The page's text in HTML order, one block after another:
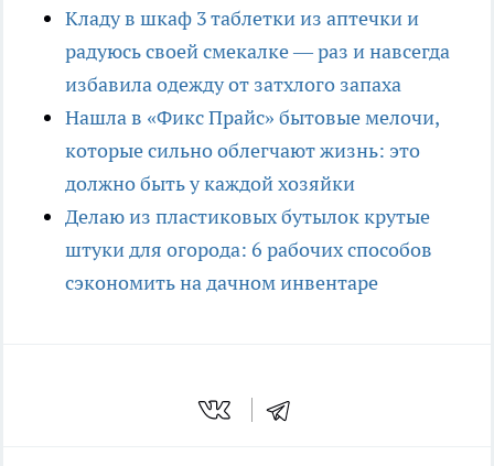
Кладу в шкаф 3 таблетки из аптечки и
радуюсь своей смекалке — раз и навсегда
избавила одежду от затхлого запаха
Нашла в «Фикс Прайс» бытовые мелочи,
которые сильно облегчают жизнь: это
должно быть у каждой хозяйки
Делаю из пластиковых бутылок крутые
штуки для огорода: 6 рабочих способов
сэкономить на дачном инвентаре